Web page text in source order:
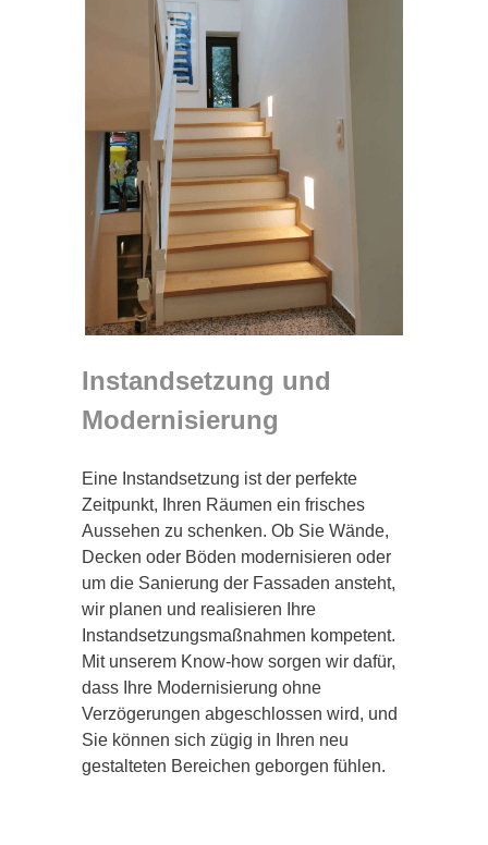
Instandsetzung und
Modernisierung
Eine Instandsetzung ist der perfekte
Zeitpunkt, Ihren Räumen ein frisches
Aussehen zu schenken. Ob Sie Wände,
Decken oder Böden modernisieren oder
um die Sanierung der Fassaden ansteht,
wir planen und realisieren Ihre
Instandsetzungsmaßnahmen kompetent.
Mit unserem Know-how sorgen wir dafür,
dass Ihre Modernisierung ohne
Verzögerungen abgeschlossen wird, und
Sie können sich zügig in Ihren neu
gestalteten Bereichen geborgen fühlen.